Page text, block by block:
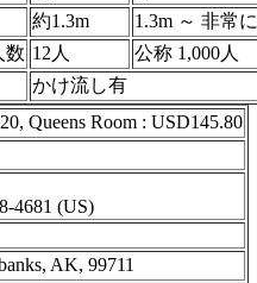
約1.3m
1.3m ～ 非常
数 12人
公称 1,000人
かけ流し有
Queens Room : USD145.80
4681 (US)
AK, 99711